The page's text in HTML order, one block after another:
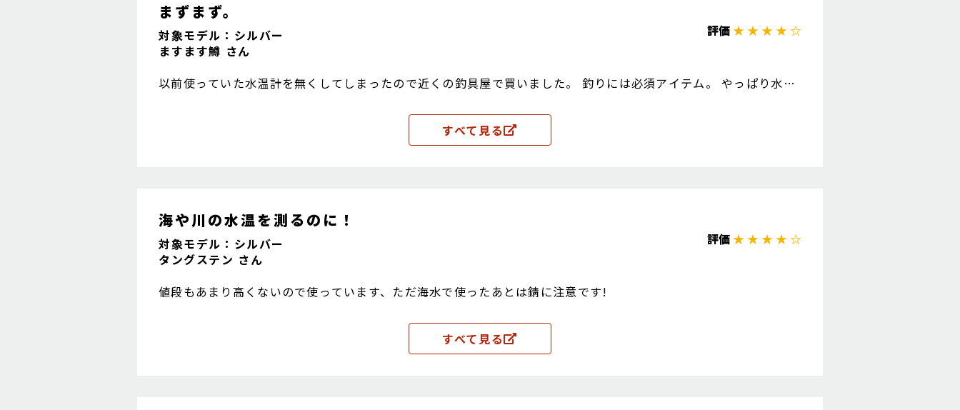
まずまず。
対象モデル：シルバー
ますます鱒 さん
評価★ ★ ★ ★ ☆
以前使っていた水温計を無くしてしまったので近くの釣具屋で買いました。 釣りには必須アイテム。 やっぱり水温
すべて見る
海や川の水温を測るのに！
対象モデル：シルバー
タングステン さん
評価★ ★ ★ ★ ☆
値段もあまり高くないので使っています、ただ海水で使ったあとは錆に注意です!
すべて見る